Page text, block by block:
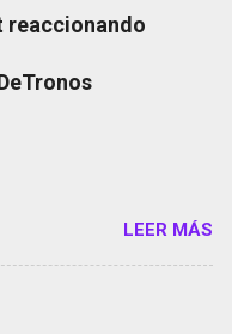
y vídeo selfies en la
a Kevin Spacey de su
a los que usan el
La serie de la Tierra
bicicletas de alquiler
Llegando Partimos
y su importancia...
reaccionando
LEER MÁS